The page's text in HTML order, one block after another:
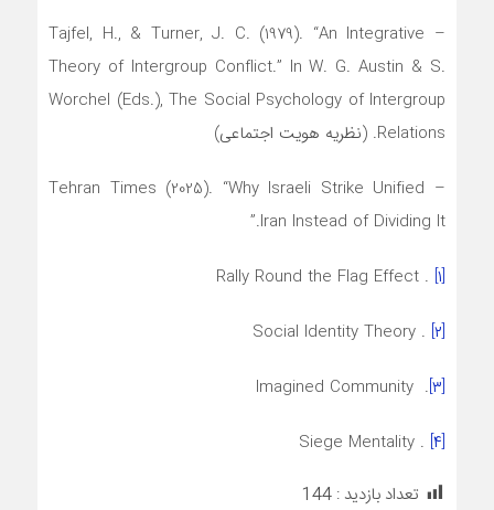
– Tajfel, H., & Turner, J. C. (1979). “An Integrative
Theory of Intergroup Conflict.” In W. G. Austin & S.
Worchel (Eds.), The Social Psychology of Intergroup
Relations. (نظریه هویت اجتماعی)
– Tehran Times (2025). “Why Israeli Strike Unified
Iran Instead of Dividing It.”
[۱] . Rally Round the Flag Effect
[۲] . Social Identity Theory
[۳] . Imagined Community
[۴] . Siege Mentality
تعداد بازدید : 144